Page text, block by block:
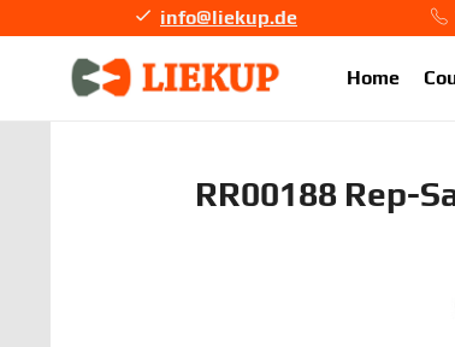
info@liekup.de
Home
RR00188 Rep-